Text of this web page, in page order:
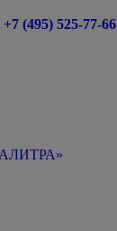
+7 (495) 525-77-66